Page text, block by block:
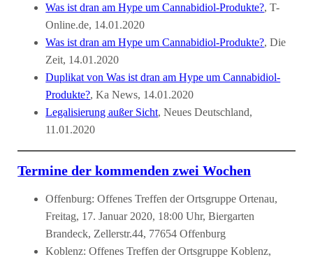
Was ist dran am Hype um Cannabidiol-Produkte?, T-
Online.de, 14.01.2020
Was ist dran am Hype um Cannabidiol-Produkte?, Die
Zeit, 14.01.2020
Duplikat von Was ist dran am Hype um Cannabidiol-
Produkte?, Ka News, 14.01.2020
Legalisierung außer Sicht, Neues Deutschland,
11.01.2020
Termine der kommenden zwei Wochen
Offenburg: Offenes Treffen der Ortsgruppe Ortenau,
Freitag, 17. Januar 2020, 18:00 Uhr, Biergarten
Brandeck, Zellerstr.44, 77654 Offenburg
Koblenz: Offenes Treffen der Ortsgruppe Koblenz,